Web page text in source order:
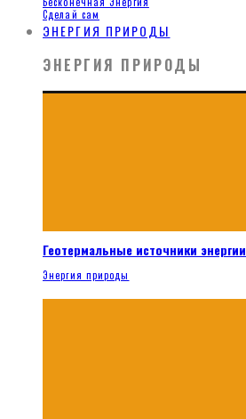
Сделай сам
ЭНЕРГИЯ ПРИРОДЫ
ЭНЕРГИЯ ПРИРОДЫ
Геотермальные источники энергии
Энергия природы